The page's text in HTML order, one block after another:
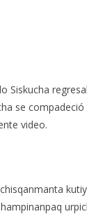
se
video.